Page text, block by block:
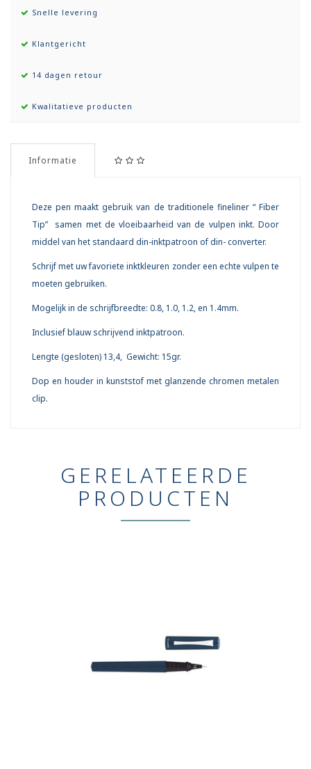
Snelle levering
Klantgericht
14 dagen retour
Kwalitatieve producten
Informatie
Deze pen maakt gebruik van de traditionele fineliner “ Fiber
Tip” samen met de vloeibaarheid van de vulpen inkt. Door
middel van het standaard din-inktpatroon of din- converter.
Schrijf met uw favoriete inktkleuren zonder een echte vulpen te
moeten gebruiken.
Mogelijk in de schrijfbreedte: 0.8, 1.0, 1.2, en 1.4mm.
Inclusief blauw schrijvend inktpatroon.
Lengte (gesloten) 13,4, Gewicht: 15gr.
Dop en houder in kunststof met glanzende chromen metalen
clip.
GERELATEERDE
PRODUCTEN